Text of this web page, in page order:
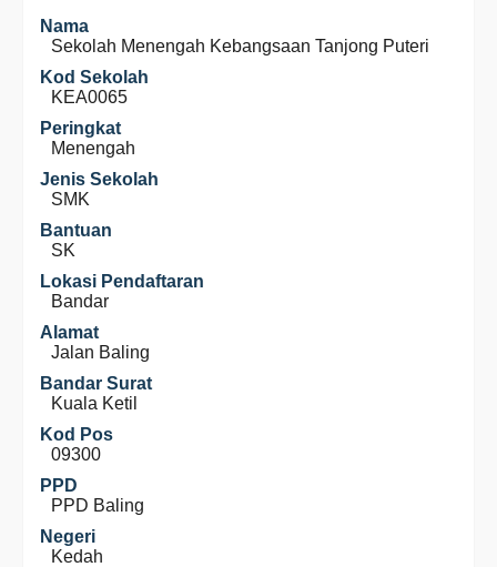
Nama
Sekolah Menengah Kebangsaan Tanjong Puteri
Kod Sekolah
KEA0065
Peringkat
Menengah
Jenis Sekolah
SMK
Bantuan
SK
Lokasi Pendaftaran
Bandar
Alamat
Jalan Baling
Bandar Surat
Kuala Ketil
Kod Pos
09300
PPD
PPD Baling
Negeri
Kedah